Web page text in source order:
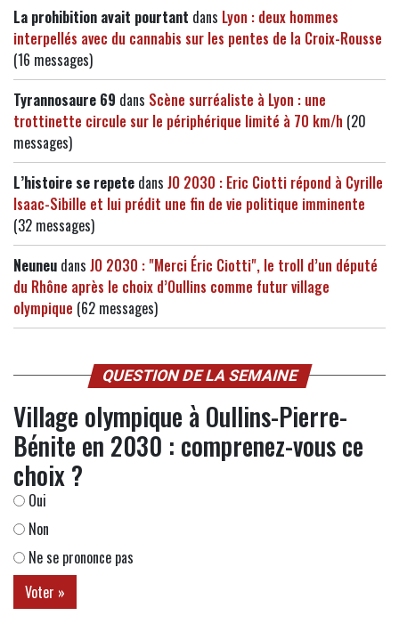
La prohibition avait pourtant dans Lyon : deux hommes
interpellés avec du cannabis sur les pentes de la Croix-Rousse
(16 messages)
Tyrannosaure 69 dans Scène surréaliste à Lyon : une
trottinette circule sur le périphérique limité à 70 km/h (20
messages)
L’histoire se repete dans JO 2030 : Eric Ciotti répond à Cyrille
Isaac-Sibille et lui prédit une fin de vie politique imminente
(32 messages)
Neuneu dans JO 2030 : "Merci Éric Ciotti", le troll d’un député
du Rhône après le choix d’Oullins comme futur village
olympique (62 messages)
QUESTION DE LA SEMAINE
Village olympique à Oullins-Pierre-
Bénite en 2030 : comprenez-vous ce
choix ?
Oui
Non
Ne se prononce pas